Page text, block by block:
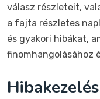
válasz részleteit,
a fajta részletes
és gyakori hibákat,
finomhangolásához